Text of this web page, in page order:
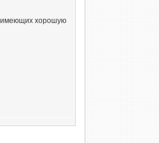
имеющих хорошую